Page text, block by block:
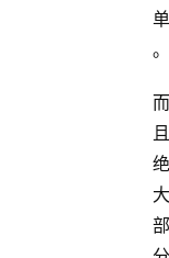
单
。
而
且
绝
大
部